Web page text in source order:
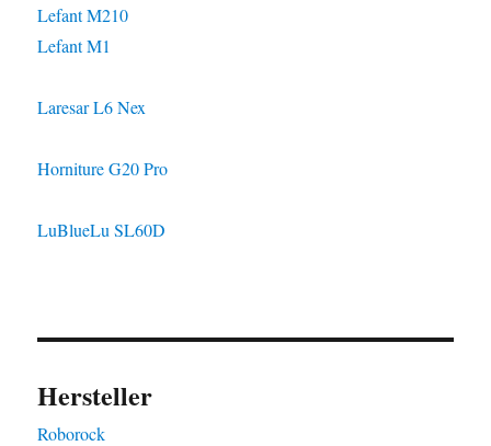
Lefant M210
Lefant M1
Laresar L6 Nex
Horniture G20 Pro
LuBlueLu SL60D
Hersteller
Roborock